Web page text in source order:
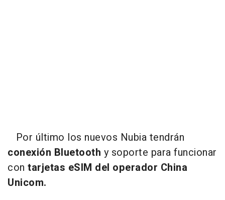
Por último los nuevos Nubia tendrán
conexión Bluetooth y soporte para funcionar
con tarjetas eSIM del operador China
Unicom.